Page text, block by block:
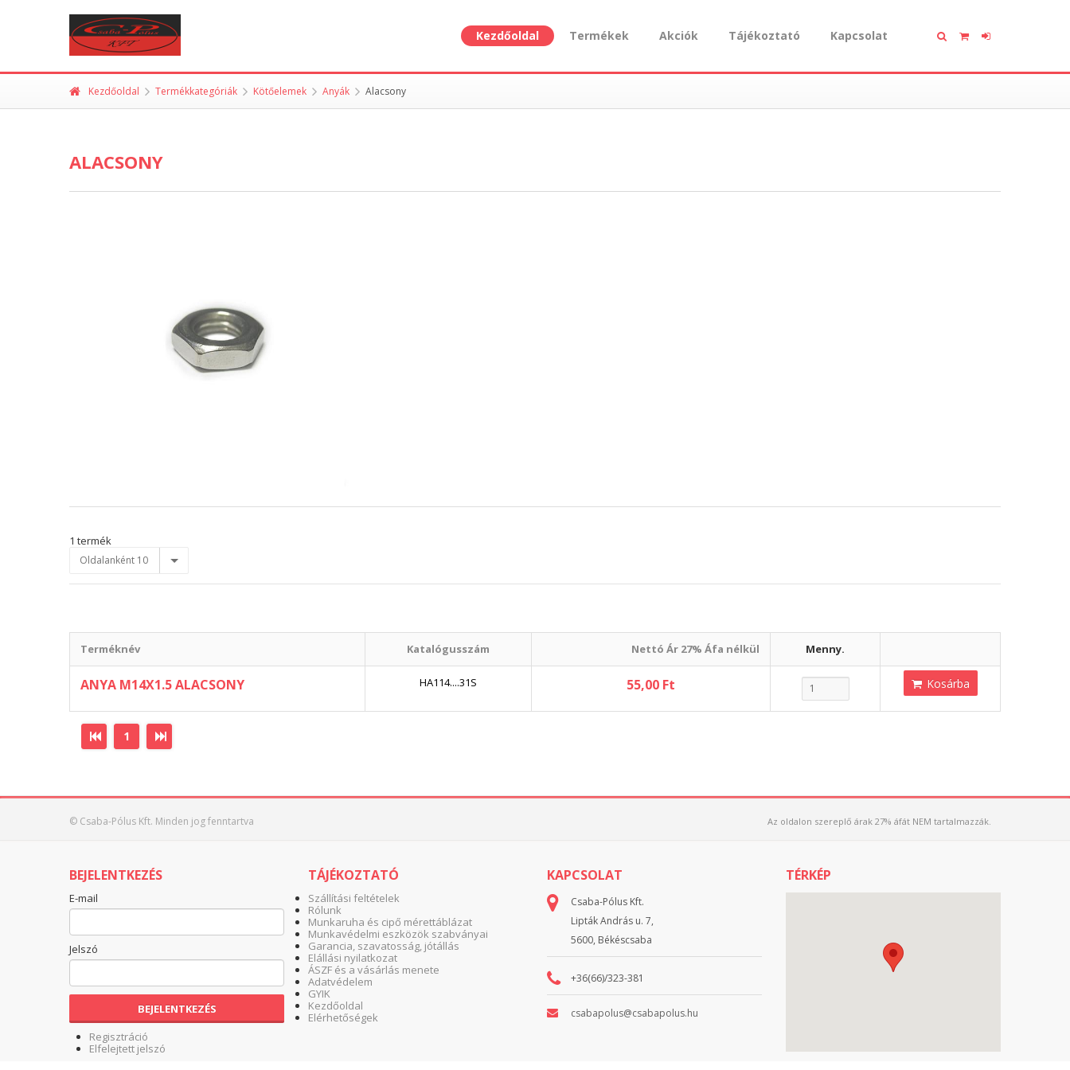
Kezdőoldal Termékek Akciók Tájékoztató Kapcsolat
Kezdőoldal Termékkategóriák Kötőelemek Anyák Alacsony
ALACSONY
1 termék
Oldalanként 10
Terméknév Katalógusszám Nettó Ár 27% Áfa nélkül Menny.
ANYA M14X1.5 ALACSONY HA114....31S 55,00 Ft Kosárba
1
© Csaba-Pólus Kft. Minden jog fenntartva Az oldalon szereplő árak 27% áfát NEM tartalmazzák.
BEJELENTKEZÉS
E-mail
Jelszó
BEJELENTKEZÉS
Regisztráció
Elfelejtett jelszó
TÁJÉKOZTATÓ
Szállítási feltételek
Rólunk
Munkaruha és cipő mérettáblázat
Munkavédelmi eszközök szabványai
Garancia, szavatosság, jótállás
Elállási nyilatkozat
ÁSZF és a vásárlás menete
Adatvédelem
GYIK
Kezdőoldal
Elérhetőségek
KAPCSOLAT
Csaba-Pólus Kft.
Lipták András u. 7,
5600, Békéscsaba
+36(66)/323-381
csabapolus@csabapolus.hu
TÉRKÉP